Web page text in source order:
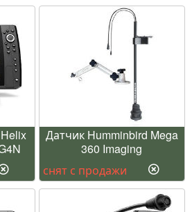
Датчик Humminbird Mega
360 Imaging
снят с продажи